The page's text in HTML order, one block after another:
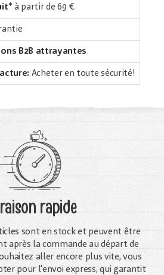
* à partir de 69 €
B2B attrayantes
Acheter en toute sécurité!
rapide
sont en stock et peuvent être
après la commande au départ de
aller encore plus vite, vous
pour l'envoi express, qui garantit